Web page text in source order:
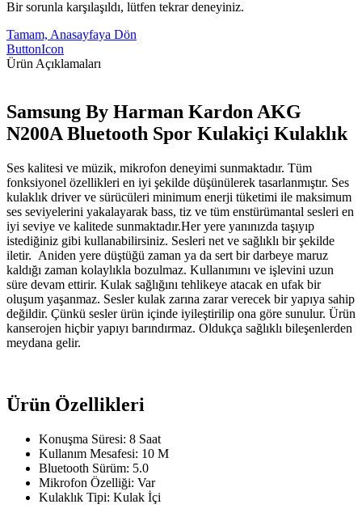
Bir sorunla karşılaşıldı, lütfen tekrar deneyiniz.
Tamam, Anasayfaya Dön
ButtonIcon
Ürün Açıklamaları
Samsung By Harman Kardon AKG
N200A Bluetooth Spor Kulakiçi Kulaklık
Ses kalitesi ve müzik, mikrofon deneyimi sunmaktadır. Tüm
fonksiyonel özellikleri en iyi şekilde düşünülerek tasarlanmıştır. Ses
kulaklık driver ve sürücüleri minimum enerji tüketimi ile maksimum
ses seviyelerini yakalayarak bass, tiz ve tüm enstürümantal sesleri en
iyi seviye ve kalitede sunmaktadır.Her yere yanınızda taşıyıp
istediğiniz gibi kullanabilirsiniz. Sesleri net ve sağlıklı bir şekilde
iletir. Aniden yere düştüğü zaman ya da sert bir darbeye maruz
kaldığı zaman kolaylıkla bozulmaz. Kullanımını ve işlevini uzun
süre devam ettirir. Kulak sağlığını tehlikeye atacak en ufak bir
oluşum yaşanmaz. Sesler kulak zarına zarar verecek bir yapıya sahip
değildir. Çünkü sesler ürün içinde iyileştirilip ona göre sunulur. Ürün
kanserojen hiçbir yapıyı barındırmaz. Oldukça sağlıklı bileşenlerden
meydana gelir.
Ürün Özellikleri
Konuşma Süresi: 8 Saat
Kullanım Mesafesi: 10 M
Bluetooth Sürüm: 5.0
Mikrofon Özelliği: Var
Kulaklık Tipi: Kulak İçi